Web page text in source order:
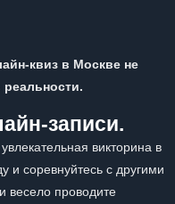
квиз в Москве не
реальности.
записи.
викторина в
соревнуйтесь с другими
весело проводите